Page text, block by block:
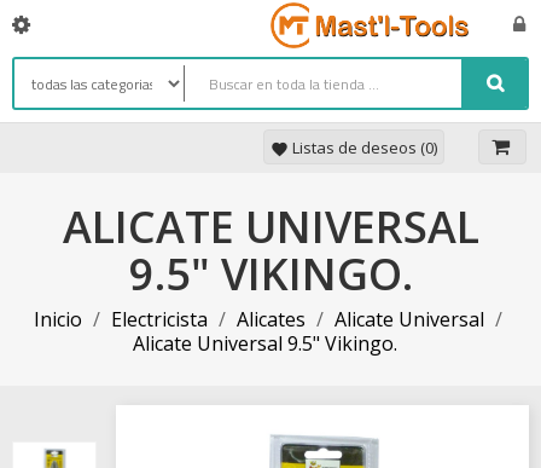
favorite Listas de deseos (0)
ALICATE UNIVERSAL
9.5" VIKINGO.
Inicio Electricista Alicates
Alicate Universal
Alicate Universal 9.5" Vikingo.